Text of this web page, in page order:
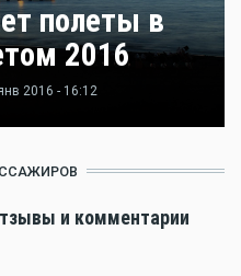
полеты в
2016
2016 - 16:12
и комментарии